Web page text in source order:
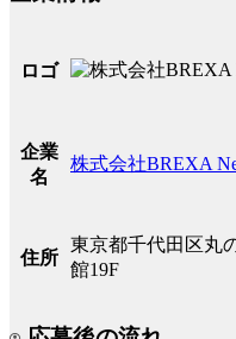
ロゴ
企業
名
株式会社BREXA
住所
東京都千代田区丸
館19F